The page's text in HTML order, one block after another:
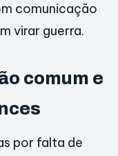
comunicação
virar guerra.
comum e
por falta de